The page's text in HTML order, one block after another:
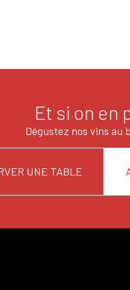
Et si on en
Dégustez nos vins au
UNE TABLE